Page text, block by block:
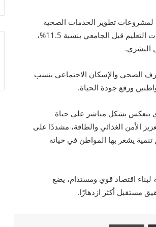
الصحة، دعمًا لمشروعات تطوير الخدمات الصحية
والتوسع في تطبيق منظومة التأمين الصحي الشامل، إلى جانب زيادة مخصصات التعليم قبل الجامعي بنسبة 11.5%،
الصحي والإسكان الاجتماعي بنسب
ينعكس بشكل مباشر على حياة
الأمن الغذائي والطاقة، مشددًا على
يشعر بها المواطن في حياته
اقتصاد قوي ومستدام، يضع
مستقبل أكثر ازدهارًا.